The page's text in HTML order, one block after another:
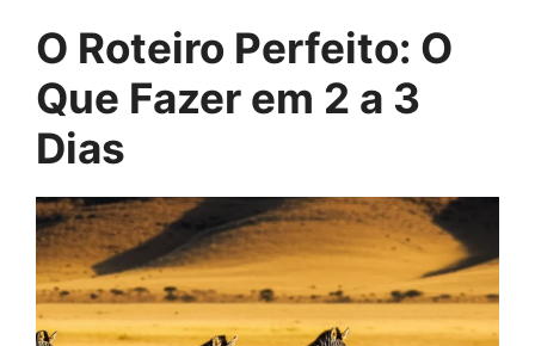
O Roteiro Perfeito: O
Que Fazer em 2 a 3
Dias